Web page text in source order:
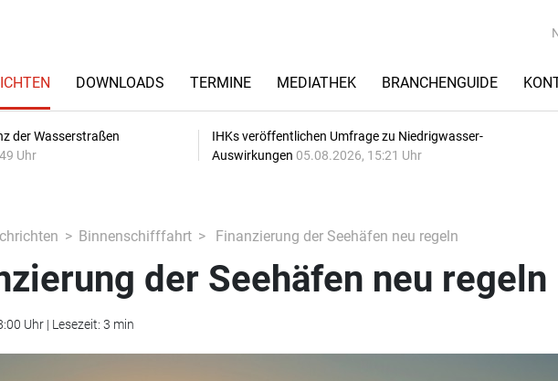
DOWNLOADS TERMINE MEDIATHEK BRANCHENGUIDE
der Wasserstraßen
Uhr
IHKs veröffentlichen Umfrage zu Niedrigwasser-
Auswirkungen 05.08.2026, 15:21 Uhr
Binnenschifffahrt Finanzierung der Seehäfen neu regeln
der Seehäfen neu regeln
Uhr | Lesezeit: 3 min